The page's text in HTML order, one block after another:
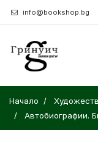
info@bookshop.bg
Начало
Автобиографии.